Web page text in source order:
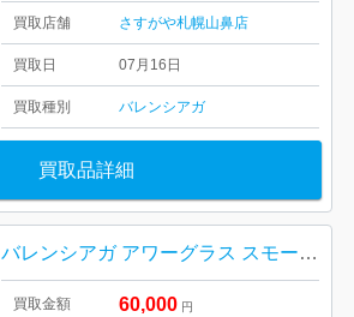
買取店舗 さすがや札幌山鼻店
買取日 07月16日
買取種別 バレンシアガ
買取品詳細
バレンシアガ アワーグラス スモールサイズ スプレードットモデル
買取金額 60,000 円